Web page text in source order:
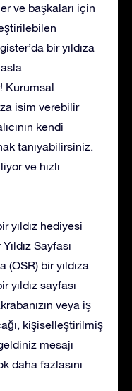
ve başkaları için
bir yıldıza
Kurumsal
isim verebilir
kendi
tanıyabilirsiniz.
ve hızlı
yıldız hediyesi
Sayfası
bir yıldıza
sayfası
veya iş
kişiselleştirilmiş
mesajı
daha fazlasını